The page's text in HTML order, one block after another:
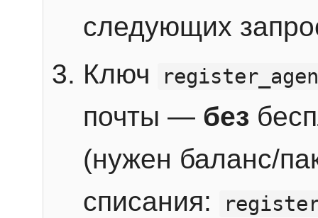
следующих
Ключ
почты — без
(нужен баланс/
списания: